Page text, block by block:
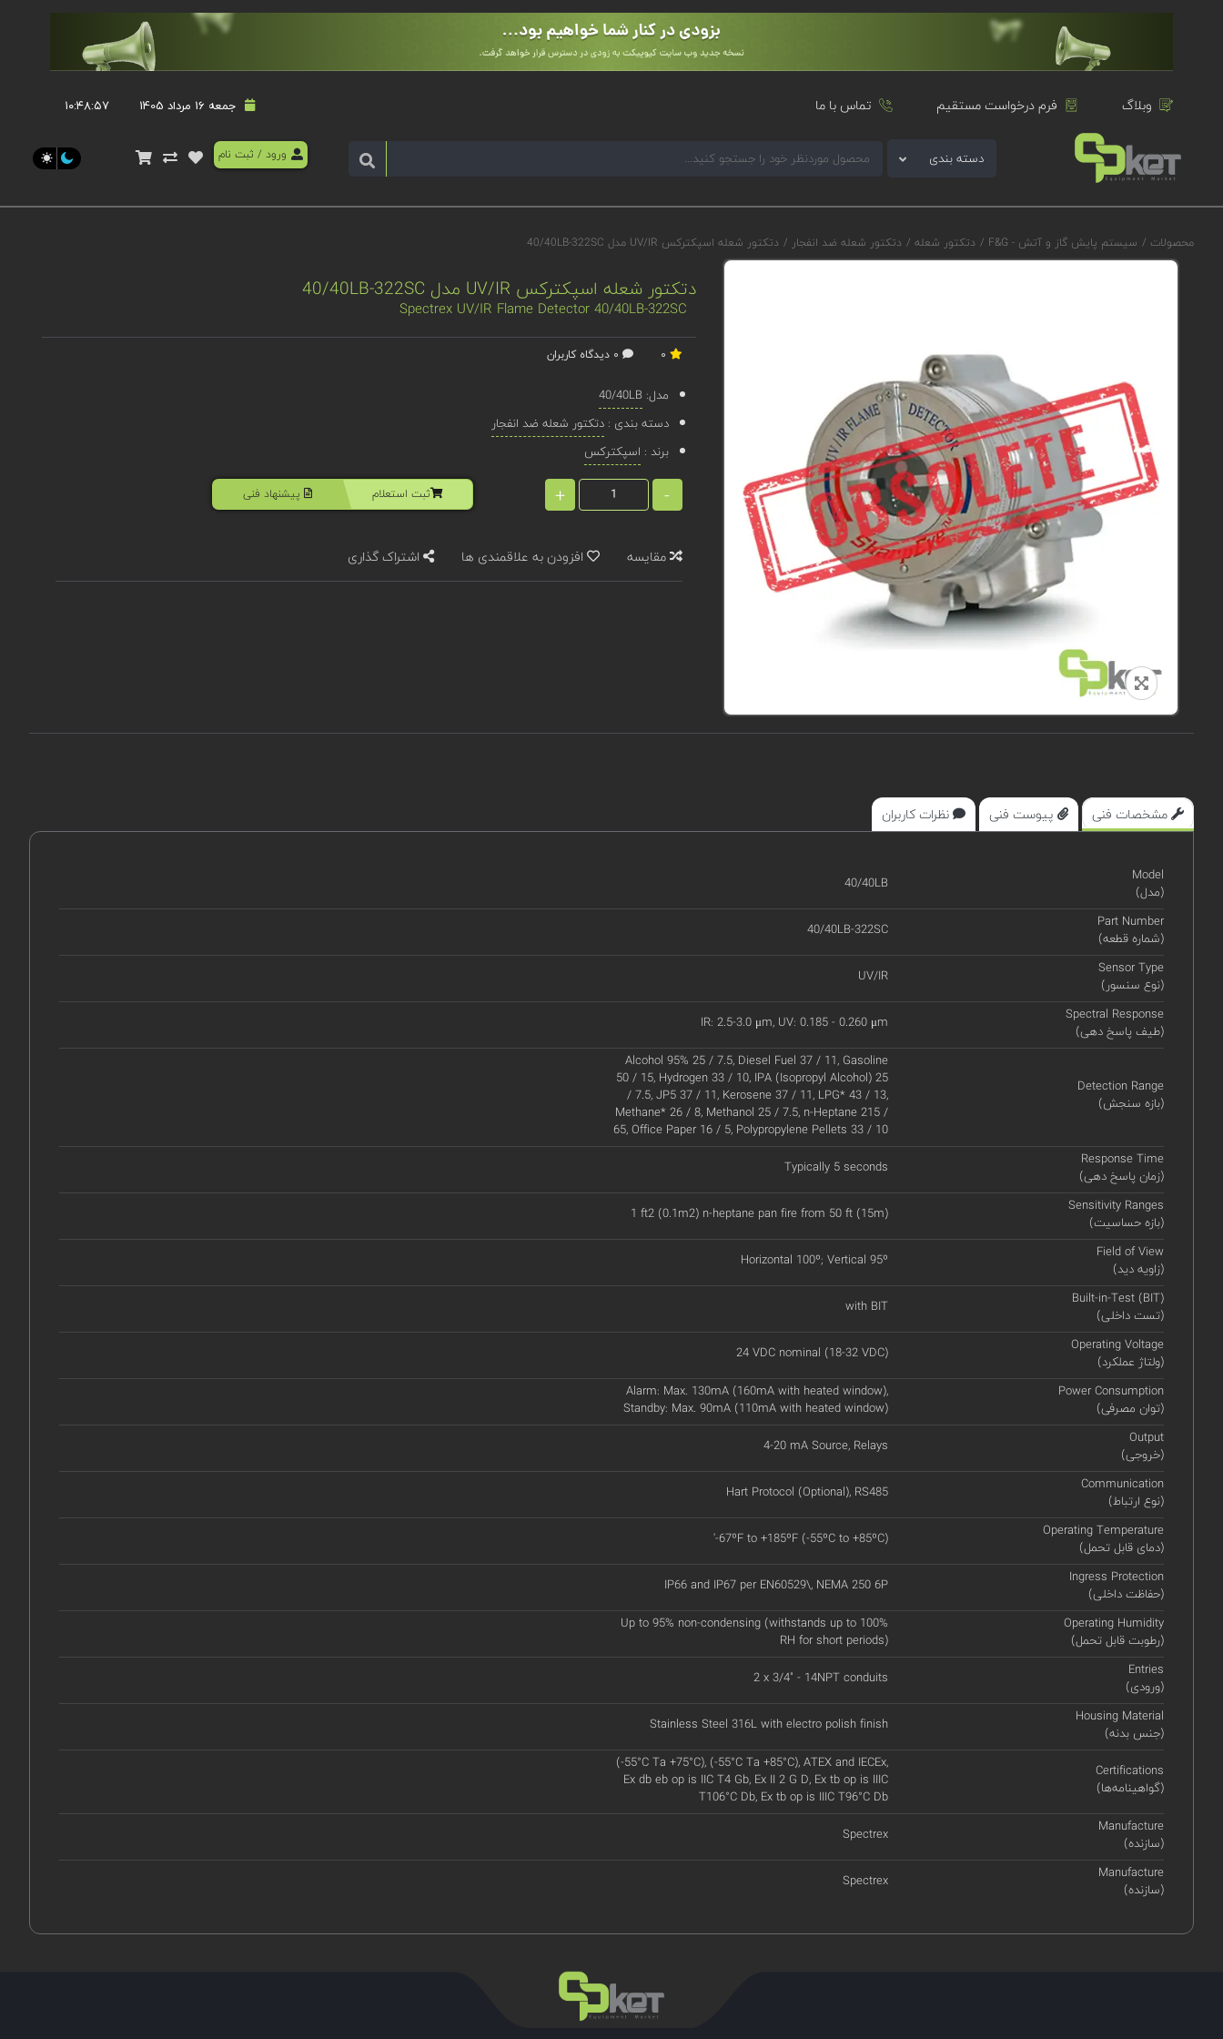
وبلاگ فرم درخواست مستقیم تماس با ما جمعه 16 مرداد 1405 ۱۰:۴۸:۵۷
دسته بندی ورود / ثبت نام
محصولات / سیستم پایش گاز و آتش - F&G / دتکتور شعله / دتکتور شعله ضد انفجار / دتکتور شعله اسپکترکس UV/IR مدل 40/40LB-322SC
دتکتور شعله اسپکترکس UV/IR مدل 40/40LB-322SC
Spectrex UV/IR Flame Detector 40/40LB-322SC
مدل:40/40LB
دسته بندی :دتکتور شعله ضد انفجار
برند : اسپکترکس
-
+ ثبت استعلام پیشنهاد فنی
مقایسه افزودن به علاقمندی ها اشتراک گذاری
مشخصات فنی پیوست فنی نظرات کاربران
Model
(مدل)
40/40LB
Part Number
(شماره قطعه)
40/40LB-322SC
Sensor Type
(نوع سنسور)
UV/IR
Spectral Response
(طیف پاسخ دهی)
IR: 2.5-3.0 μm, UV: 0.185 - 0.260 μm
Detection Range
(بازه سنجش)
Alcohol 95% 25 / 7.5, Diesel Fuel 37 / 11, Gasoline
50 / 15, Hydrogen 33 / 10, IPA (Isopropyl Alcohol) 25
/ 7.5, JP5 37 / 11, Kerosene 37 / 11, LPG* 43 / 13,
Methane* 26 / 8, Methanol 25 / 7.5, n-Heptane 215 /
65, Office Paper 16 / 5, Polypropylene Pellets 33 / 10
Response Time
(زمان پاسخ دهی)
Typically 5 seconds
Sensitivity Ranges
(بازه حساسیت)
1 ft2 (0.1m2) n-heptane pan fire from 50 ft (15m)
Field of View
(زاویه دید)
Horizontal 100º; Vertical 95º
Built-in-Test (BIT)
(تست داخلی)
with BIT
Operating Voltage
(ولتاژ عملکرد)
24 VDC nominal (18-32 VDC)
Power Consumption
(توان مصرفی)
Alarm: Max. 130mA (160mA with heated window),
Standby: Max. 90mA (110mA with heated window)
Output
(خروجی)
4-20 mA Source, Relays
Communication
(نوع ارتباط)
Hart Protocol (Optional), RS485
Operating Temperature
(دمای قابل تحمل)
'-67ºF to +185ºF (-55ºC to +85ºC)
Ingress Protection
(حفاظت داخلی)
IP66 and IP67 per EN60529\, NEMA 250 6P
Operating Humidity
(رطوبت قابل تحمل)
Up to 95% non-condensing (withstands up to 100%
RH for short periods)
Entries
(ورودی)
2 x 3/4" - 14NPT conduits
Housing Material
(جنس بدنه)
Stainless Steel 316L with electro polish finish
Certifications
(گواهینامه‌ها)
(-55°C Ta +75°C), (-55°C Ta +85°C), ATEX and IECEx,
Ex db eb op is IIC T4 Gb, Ex II 2 G D, Ex tb op is IIIC
T106°C Db, Ex tb op is IIIC T96°C Db
Manufacture
(سازنده)
Spectrex
Manufacture
(سازنده)
Spectrex